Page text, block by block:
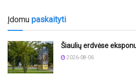
Įdomu paskaityti
Šiaulių erdvėse
2026-08-06